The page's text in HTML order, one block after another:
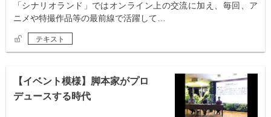
「シナリオランド」ではオンライン上の交流に加え、毎回、ア
ニメや特撮作品等の最前線で活躍して…
テキスト
【イベント模様】脚本家がプロ
デュースする時代